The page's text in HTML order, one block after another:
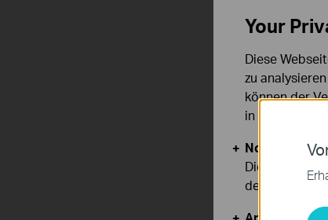
Your
Diese
zu
können der
in unseren
Notwendige
Diese
deaktiviert